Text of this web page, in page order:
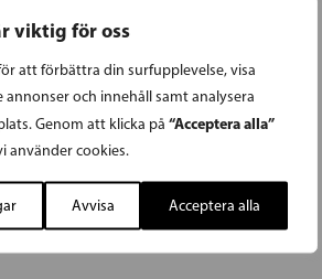
viktig för oss
att förbättra din surfupplevelse, visa
annonser och innehåll samt analysera
Genom att klicka på “Acceptera alla”
använder cookies.
Avvisa Acceptera alla
NY
KUNDE GE
TID TILLSAMMANS